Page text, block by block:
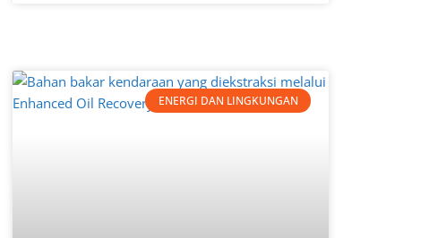
ENERGI DAN LINGKUNGAN